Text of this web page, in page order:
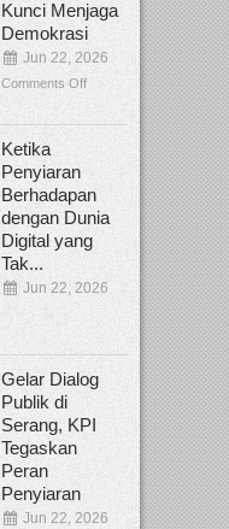
Kunci Menjaga
Demokrasi
Jun 22, 2026
Comments Off
Ketika
Penyiaran
Berhadapan
dengan Dunia
Digital yang
Tak...
Jun 22, 2026
Gelar Dialog
Publik di
Serang, KPI
Tegaskan
Peran
Penyiaran
Jun 22, 2026